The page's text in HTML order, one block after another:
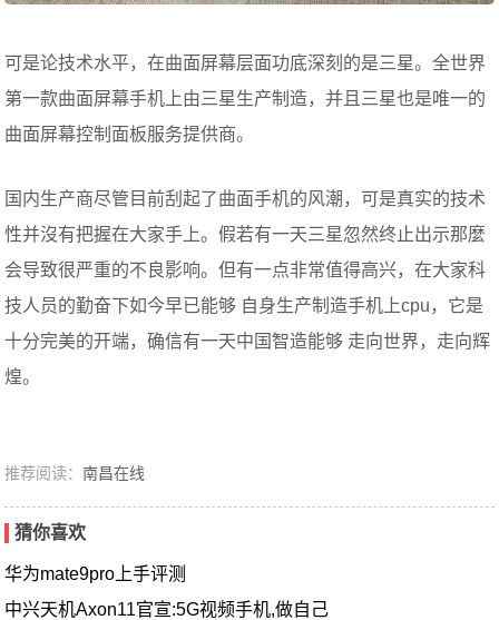
可是论技术水平，在曲面屏幕层面功底深刻的是三星。全世界
第一款曲面屏幕手机上由三星生产制造，并且三星也是唯一的
曲面屏幕控制面板服务提供商。
国内生产商尽管目前刮起了曲面手机的风潮，可是真实的技术
性并沒有把握在大家手上。假若有一天三星忽然终止出示那麼
会导致很严重的不良影响。但有一点非常值得高兴，在大家科
技人员的勤奋下如今早已能够 自身生产制造手机上cpu，它是
十分完美的开端，确信有一天中国智造能够 走向世界，走向辉
煌。
推荐阅读：南昌在线
猜你喜欢
华为mate9pro上手评测
中兴天机Axon11官宣:5G视频手机,做自己